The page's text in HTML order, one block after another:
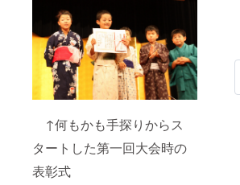
↑何もかも手探りからス
タートした第一回大会時の
表彰式